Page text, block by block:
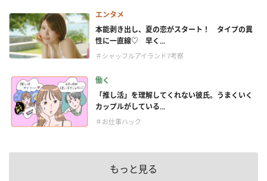
エンタメ
本能剥き出し、夏の恋がスタート！ タイプの異
性に一直線♡ 早く...
＃シャッフルアイランド7考察
働く
「推し活」を理解してくれない彼氏。うまくいく
カップルがしている...
＃お仕事ハック
もっと見る